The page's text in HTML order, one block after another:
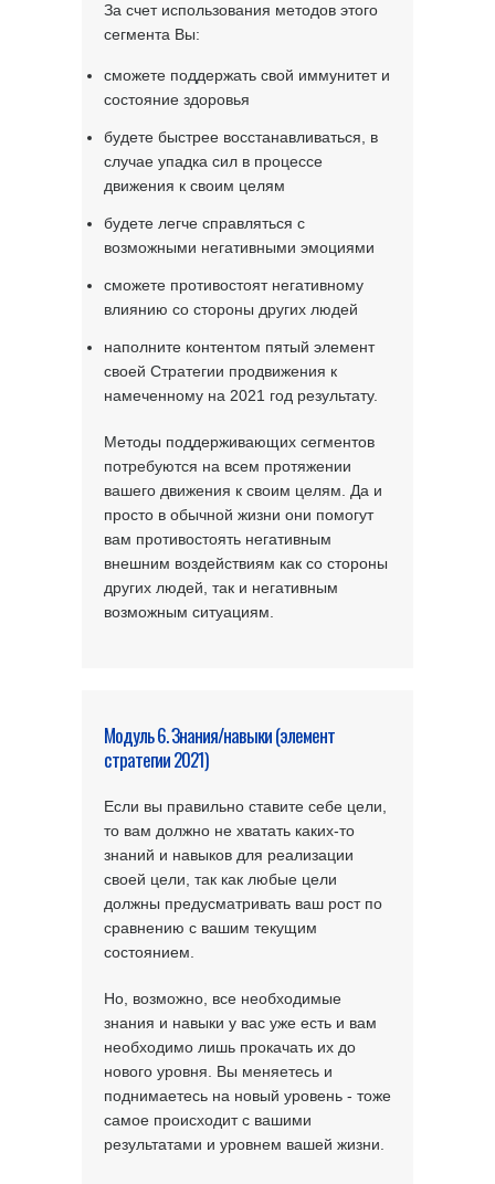
За счет использования методов этого
сегмента Вы:
сможете поддержать свой иммунитет и
состояние здоровья
будете быстрее восстанавливаться, в
случае упадка сил в процессе
движения к своим целям
будете легче справляться с
возможными негативными эмоциями
сможете противостоят негативному
влиянию со стороны других людей
наполните контентом пятый элемент
своей Стратегии продвижения к
намеченному на 2021 год результату.
Методы поддерживающих сегментов
потребуются на всем протяжении
вашего движения к своим целям. Да и
просто в обычной жизни они помогут
вам противостоять негативным
внешним воздействиям как со стороны
других людей, так и негативным
возможным ситуациям.
Модуль 6. Знания/навыки (элемент
стратегии 2021)
Если вы правильно ставите себе цели,
то вам должно не хватать каких-то
знаний и навыков для реализации
своей цели, так как любые цели
должны предусматривать ваш рост по
сравнению с вашим текущим
состоянием.
Но, возможно, все необходимые
знания и навыки у вас уже есть и вам
необходимо лишь прокачать их до
нового уровня. Вы меняетесь и
поднимаетесь на новый уровень - тоже
самое происходит с вашими
результатами и уровнем вашей жизни.